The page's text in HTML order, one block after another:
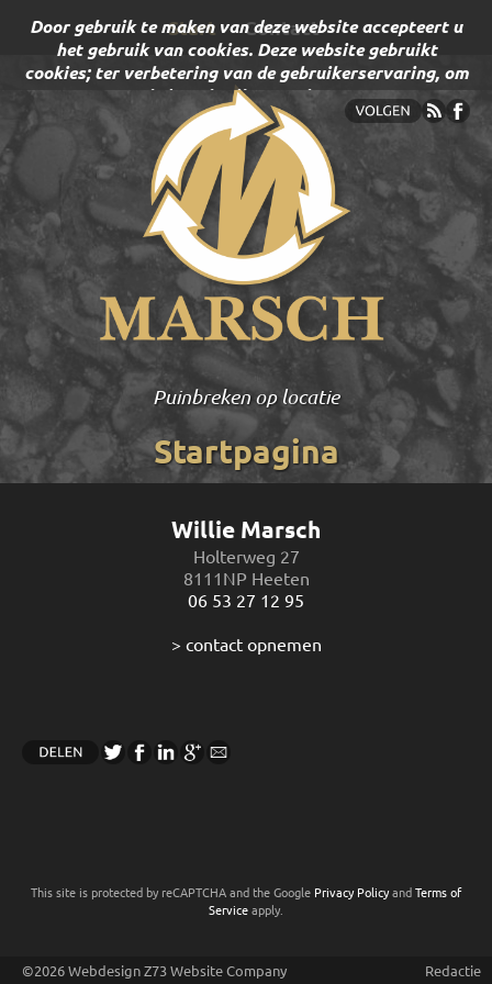
Door gebruik te maken van deze website accepteert u
het gebruik van cookies. Deze website gebruikt
cookies; ter verbetering van de gebruikerservaring, om
websitegebruik te analyseren.
Start Contact
Puinbreken op locatie
Startpagina
Willie Marsch
Holterweg 27
8111NP Heeten
06 53 27 12 95
> contact opnemen
©2026 WebdesignZ73 Website Company Redactie
This site is protected by reCAPTCHA and the Google Privacy PolicyandTerms of
Serviceapply.